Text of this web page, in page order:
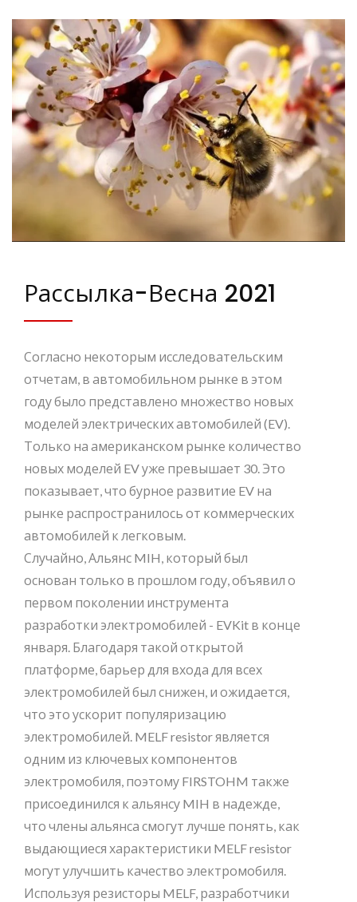
Рассылка-Весна 2021
Согласно некоторым исследовательским
отчетам, в автомобильном рынке в этом
году было представлено множество новых
моделей электрических автомобилей (EV).
Только на американском рынке количество
новых моделей EV уже превышает 30. Это
показывает, что бурное развитие EV на
рынке распространилось от коммерческих
автомобилей к легковым.
Случайно, Альянс MIH, который был
основан только в прошлом году, объявил о
первом поколении инструмента
разработки электромобилей - EVKit в конце
января. Благодаря такой открытой
платформе, барьер для входа для всех
электромобилей был снижен, и ожидается,
что это ускорит популяризацию
электромобилей. MELF resistor является
одним из ключевых компонентов
электромобиля, поэтому FIRSTOHM также
присоединился к альянсу MIH в надежде,
что члены альянса смогут лучше понять, как
выдающиеся характеристики MELF resistor
могут улучшить качество электромобиля.
Используя резисторы MELF, разработчики